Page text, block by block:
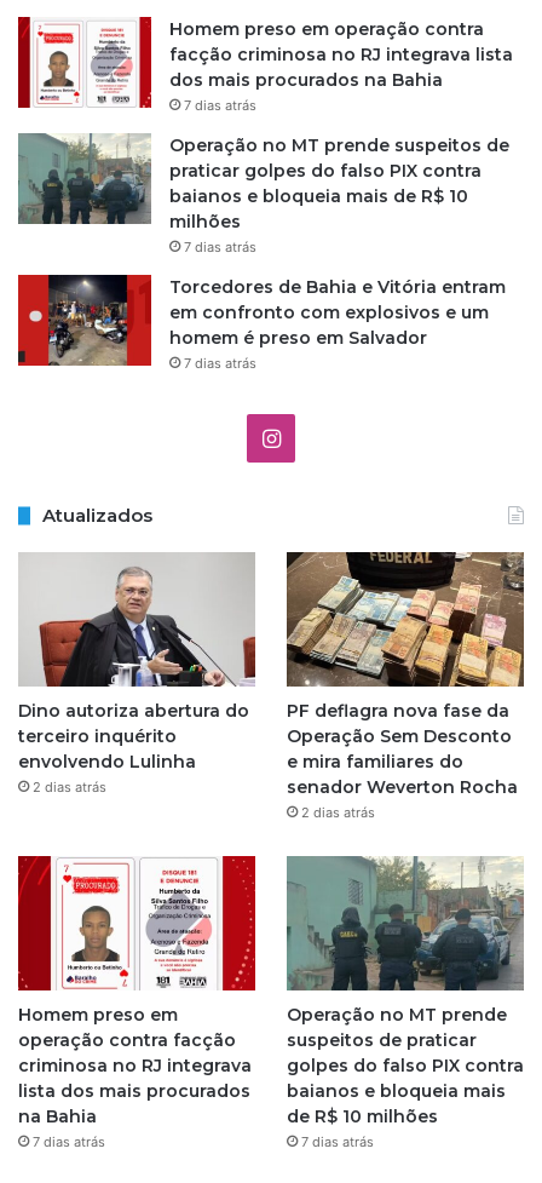
Homem preso em operação contra
facção criminosa no RJ integrava lista
dos mais procurados na Bahia
7 dias atrás
Operação no MT prende suspeitos de
praticar golpes do falso PIX contra
baianos e bloqueia mais de R$ 10
milhões
7 dias atrás
Torcedores de Bahia e Vitória entram
em confronto com explosivos e um
homem é preso em Salvador
7 dias atrás
Instagram
Atualizados
Dino autoriza abertura do
terceiro inquérito
envolvendo Lulinha
2 dias atrás
PF deflagra nova fase da
Operação Sem Desconto
e mira familiares do
senador Weverton Rocha
2 dias atrás
Homem preso em
operação contra facção
criminosa no RJ integrava
lista dos mais procurados
na Bahia
7 dias atrás
Operação no MT prende
suspeitos de praticar
golpes do falso PIX contra
baianos e bloqueia mais
de R$ 10 milhões
7 dias atrás